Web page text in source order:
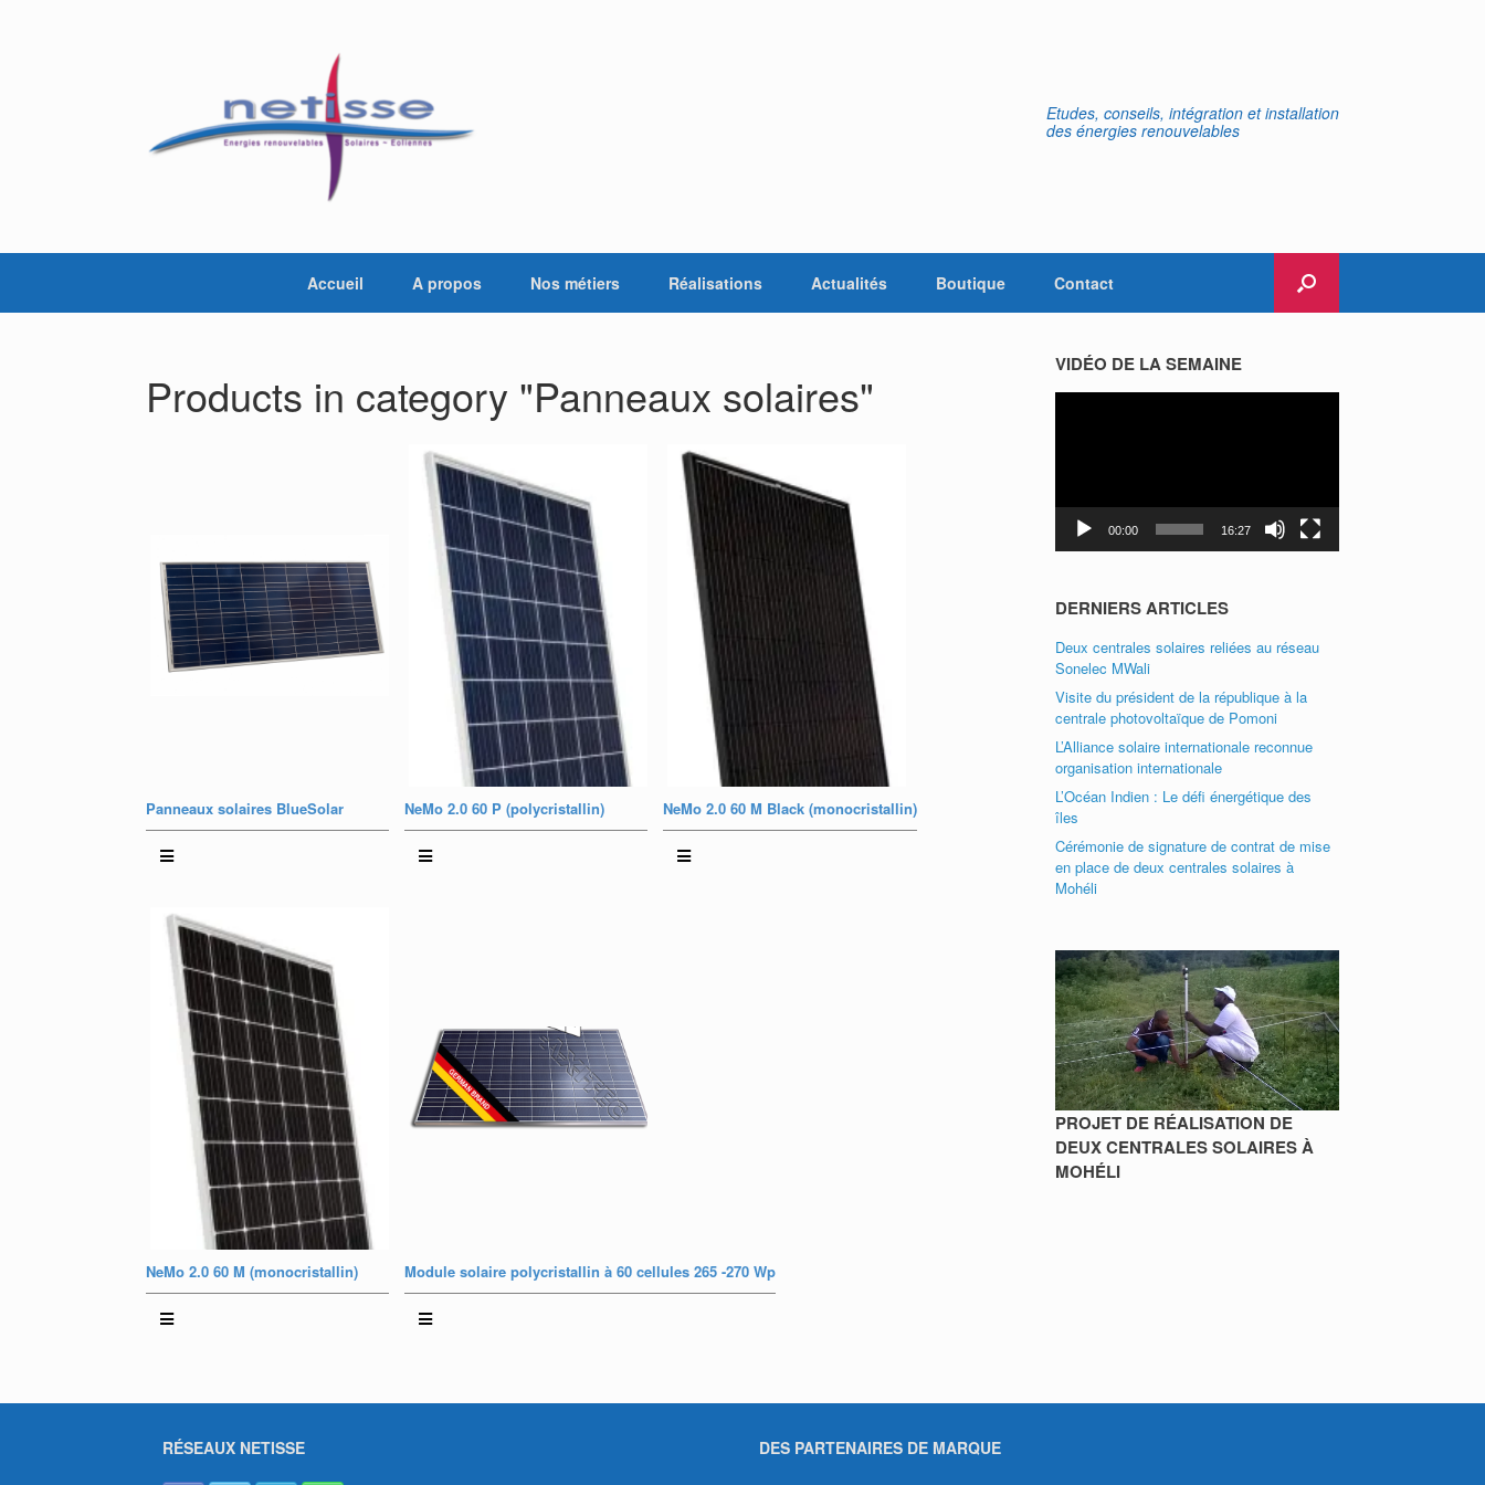
Etudes, conseils, intégration et installation
des énergies renouvelables
Accueil A propos Nos métiers Réalisations Actualités Boutique Contact
Products in category "Panneaux solaires"
Panneaux solaires BlueSolar NeMo 2.0 60 P (polycristallin) NeMo 2.0 60 M Black (monocristallin)
NeMo 2.0 60 M (monocristallin) Module solaire polycristallin à 60 cellules 265 -270 Wp
VIDÉO DE LA SEMAINE
00:00 16:27
DERNIERS ARTICLES
Deux centrales solaires reliées au réseau
Sonelec MWali
Visite du président de la république à la
centrale photovoltaïque de Pomoni
L’Alliance solaire internationale reconnue
organisation internationale
L’Océan Indien : Le défi énergétique des
îles
Cérémonie de signature de contrat de mise
en place de deux centrales solaires à
Mohéli
PROJET DE RÉALISATION DE
DEUX CENTRALES SOLAIRES À
MOHÉLI
RÉSEAUX NETISSE DES PARTENAIRES DE MARQUE